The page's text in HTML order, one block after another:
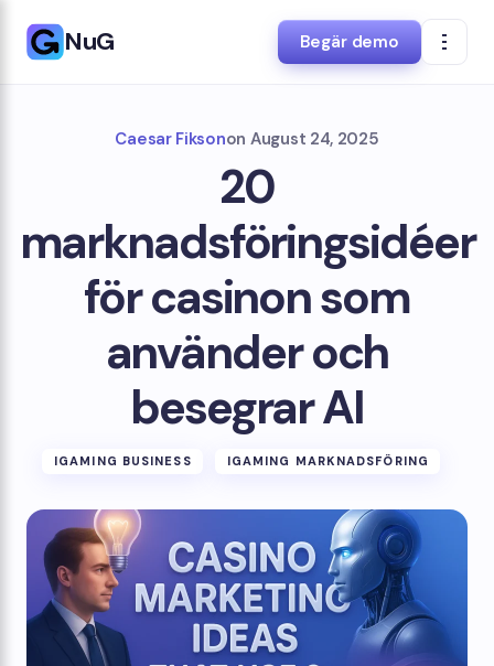
NuG Begär demo
Caesar Fiksonon August 24, 2025
20
marknadsföringsidéer
för casinon som
använder och
besegrar AI
IGAMING BUSINESS IGAMING MARKNADSFÖRING